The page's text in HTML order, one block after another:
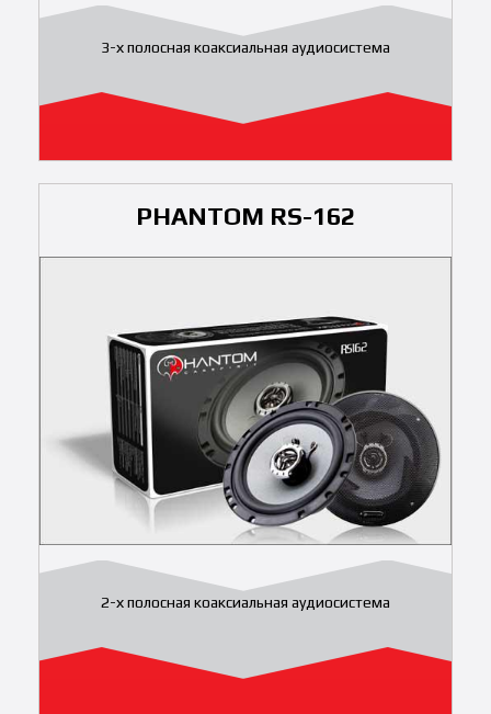
3-х полосная коаксиальная аудиосистема
PHANTOM RS-162
2-х полосная коаксиальная аудиосистема